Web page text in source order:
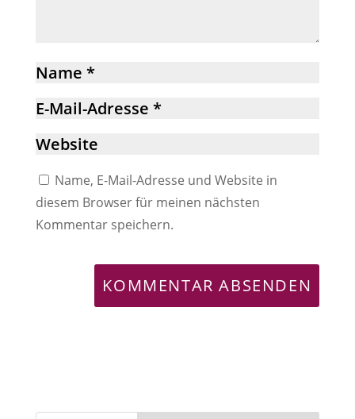
Name, E-Mail-Adresse und Website in
diesem Browser für meinen nächsten
Kommentar speichern.